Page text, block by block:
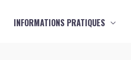
INFORMATIONS PRATIQUES